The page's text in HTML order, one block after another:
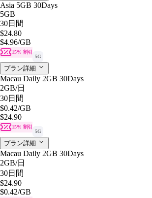
Asia 5GB 30Days
5GB
30日間
$24.80
$4.96/GB
15% 割引
5G
プラン詳細
Macau Daily 2GB 30Days
2GB/日
30日間
$0.42/GB
$24.90
15% 割引
5G
プラン詳細
Macau Daily 2GB 30Days
2GB/日
30日間
$24.90
$0.42/GB